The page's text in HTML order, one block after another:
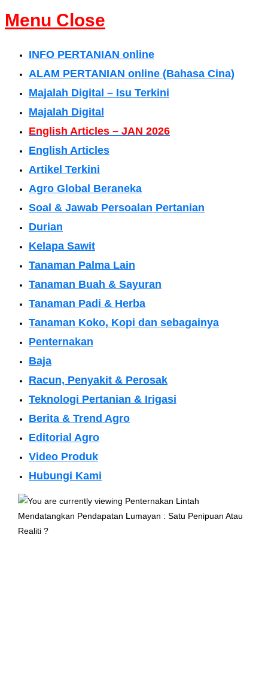
Menu Close
INFO PERTANIAN online
ALAM PERTANIAN online (Bahasa Cina)
Majalah Digital – Isu Terkini
Majalah Digital
English Articles – JAN 2026
English Articles
Artikel Terkini
Agro Global Beraneka
Soal & Jawab Persoalan Pertanian
Durian
Kelapa Sawit
Tanaman Palma Lain
Tanaman Buah & Sayuran
Tanaman Padi & Herba
Tanaman Koko, Kopi dan sebagainya
Penternakan
Baja
Racun, Penyakit & Perosak
Teknologi Pertanian & Irigasi
Berita & Trend Agro
Editorial Agro
Video Produk
Hubungi Kami